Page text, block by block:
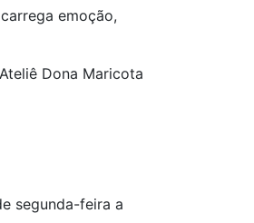
emoção,
Dona Maricota
segunda-feira a